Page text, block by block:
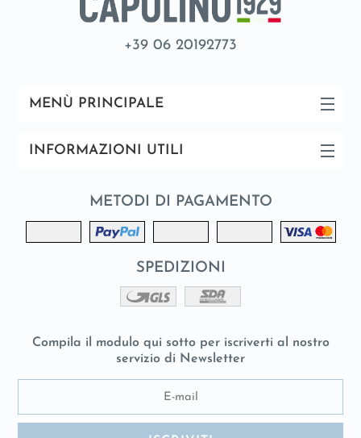
+39 06 20192773
MENÙ PRINCIPALE
INFORMAZIONI UTILI
METODI DI PAGAMENTO
SPEDIZIONI
Compila il modulo qui sotto per iscriverti al nostro
servizio di Newsletter